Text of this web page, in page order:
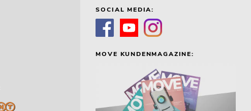
SOCIAL MEDIA:
MOVE KUNDENMAGAZINE: